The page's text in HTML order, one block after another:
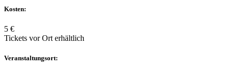
Kosten:
5 €
Tickets vor Ort erhältlich
Veranstaltungsort: